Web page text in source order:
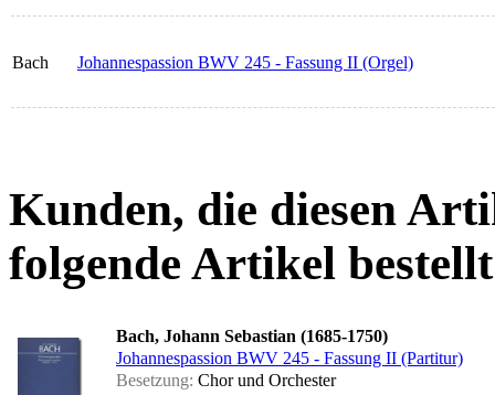
Bach Johannespassion BWV 245 - Fassung II (Orgel)
Kunden, die diesen
folgende Artikel
Bach, Johann Sebastian (1685-1750)
Johannespassion BWV 245 - Fassung II (Partitur)
Besetzung: Chor und Orchester